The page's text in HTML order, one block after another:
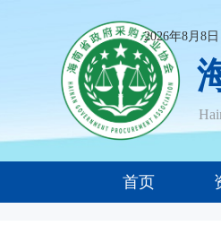
2026年8月8
首页